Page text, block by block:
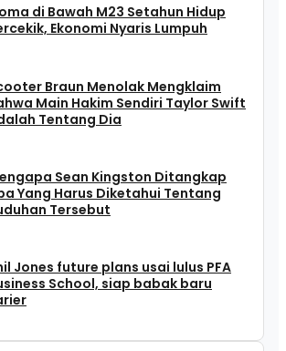
di Bawah M23 Setahun Hidup
Ekonomi Nyaris Lumpuh
Braun Menolak Mengklaim
Main Hakim Sendiri Taylor Swift
Tentang Dia
Sean Kingston Ditangkap
Yang Harus Diketahui Tentang
Tersebut
Jones future plans usai lulus PFA
School, siap babak baru